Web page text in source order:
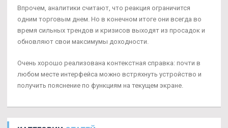
Впрочем, аналитики считают, что реакция ограничится
одним торговым днем. Но в конечном итоге они всегда во
время сильных трендов и кризисов выходят из просадок и
обновляют свои максимумы доходности.
Очень хорошо реализована контекстная справка: почти в
любом месте интерфейса можно встряхнуть устройство и
получить пояснение по функциям на текущем экране.